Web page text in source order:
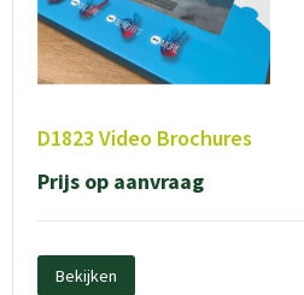
D1823 Video Brochures
Prijs op aanvraag
Bekijken